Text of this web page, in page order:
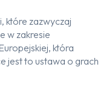
które zazwyczaj
w zakresie
która
jest to ustawa o grach